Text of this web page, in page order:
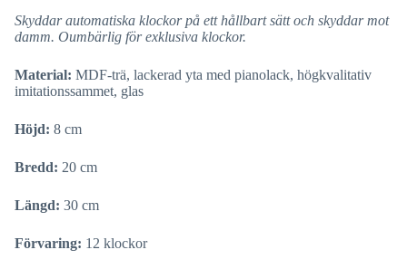
Skyddar automatiska klockor på ett hållbart sätt och skyddar mot
damm. Oumbärlig för exklusiva klockor.
Material: MDF-trä, lackerad yta med pianolack, högkvalitativ
imitationssammet, glas
Höjd: 8 cm
Bredd: 20 cm
Längd: 30 cm
Förvaring: 12 klockor